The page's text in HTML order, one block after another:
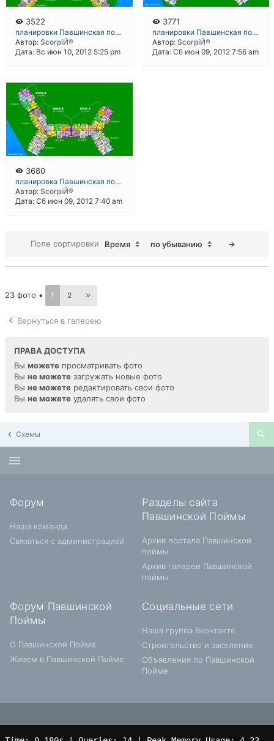
3522
планировки Павшинская пойма микрорайон 4, корпус 37 корпус 39
Автор: ScorpiЙ®
Дата: Вс июн 10, 2012 5:25 pm
3771
планировки Павшинская пойма микрорайон 4, корпус 40
Автор: ScorpiЙ®
Дата: Сб июн 09, 2012 7:56 am
3680
планировка Павшинская пойма микрорайон 4, корпус 38
Автор: ScorpiЙ®
Дата: Сб июн 09, 2012 7:40 am
Поле сортировки Время по убыванию
23 фото • 1 2
Вернуться в галерею
ПРАВА ДОСТУПА
Вы можете просматривать фото
Вы не можете загружать новые фото
Вы не можете редактировать свои фото
Вы не можете удалять свои фото
Схемы
Форум
Наша команда
Связаться с администрацией
Разделы сайта
Павшинской Поймы
Архив портала Павшинской
поймы
Архив галереи Павшинской
поймы
Форум Павшинской
Поймы
О Павшинской Пойме
Живем в Павшинской Пойме
Социальные сети
Наша группа Вконтакте
Строительство и заселение
Объявления по Павшинской
Пойме